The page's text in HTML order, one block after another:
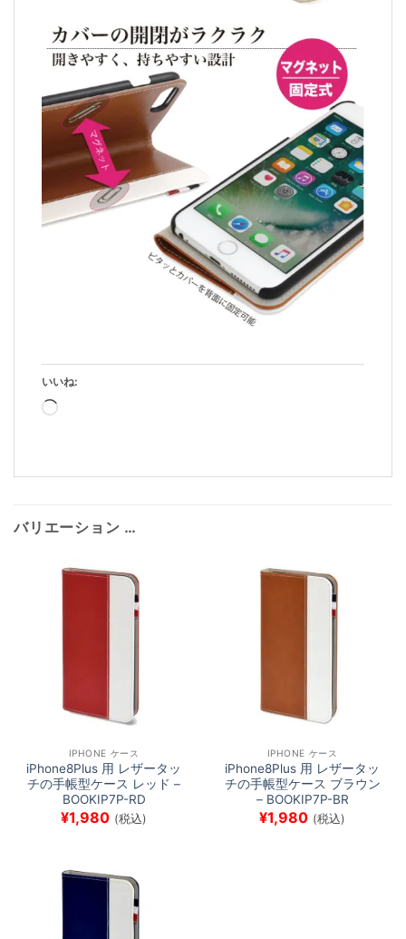
いいね:
読
み
バリエーション …
IPHONE ケース
iPhone8Plus 用 レザータッ
チの手帳型ケース レッド –
BOOKIP7P-RD
¥1,980 (税込)
IPHONE ケース
iPhone8Plus 用 レザータッ
チの手帳型ケース ブラウン
– BOOKIP7P-BR
¥1,980 (税込)